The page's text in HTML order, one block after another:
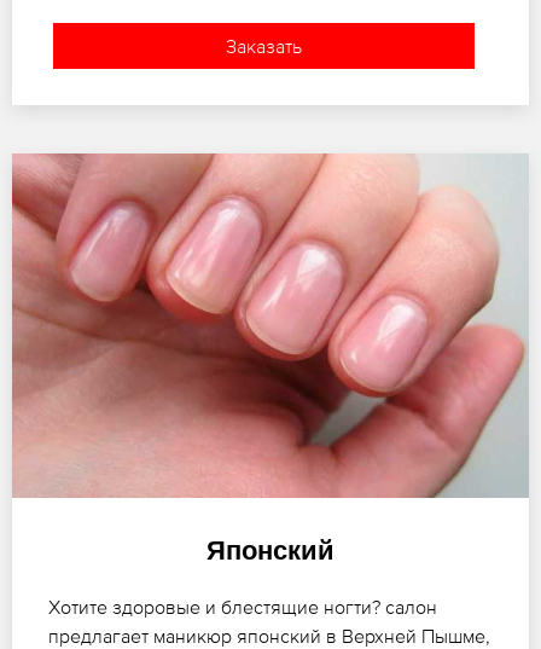
Заказать
Японский
Хотите здоровые и блестящие ногти? салон
предлагает маникюр японский в Верхней Пышме,